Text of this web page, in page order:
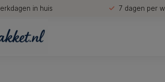
in huis 7 dagen per